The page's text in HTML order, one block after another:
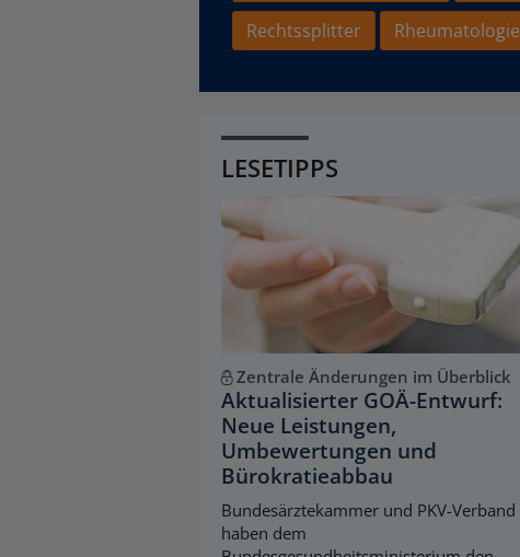
Rechtssplitter
Rheumatologie
LESETIPPS
Zentrale Änderungen im Überblick
Aktualisierter GOÄ-Entwurf:
Neue Leistungen,
Umbewertungen und
Bürokratieabbau
Bundesärztekammer und PKV-Verband
haben dem